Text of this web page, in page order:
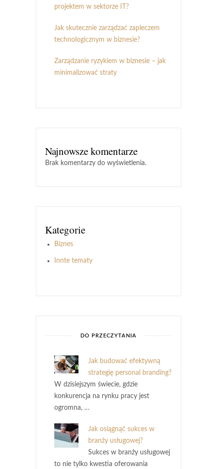
projektem w sektorze IT?
Jak skutecznie zarządzać zapleczem
technologicznym w biznesie?
Zarządzanie ryzykiem w biznesie – jak
minimalizować straty
Najnowsze komentarze
Brak komentarzy do wyświetlenia.
Kategorie
Biznes
Innte tematy
DO PRZECZYTANIA
Jak budować efektywną
strategię personal branding?
W dzisiejszym świecie, gdzie
konkurencja na rynku pracy jest
ogromna, …
Jak osiągnąć sukces w
branży usługowej?
Sukces w branży usługowej
to nie tylko kwestia oferowania